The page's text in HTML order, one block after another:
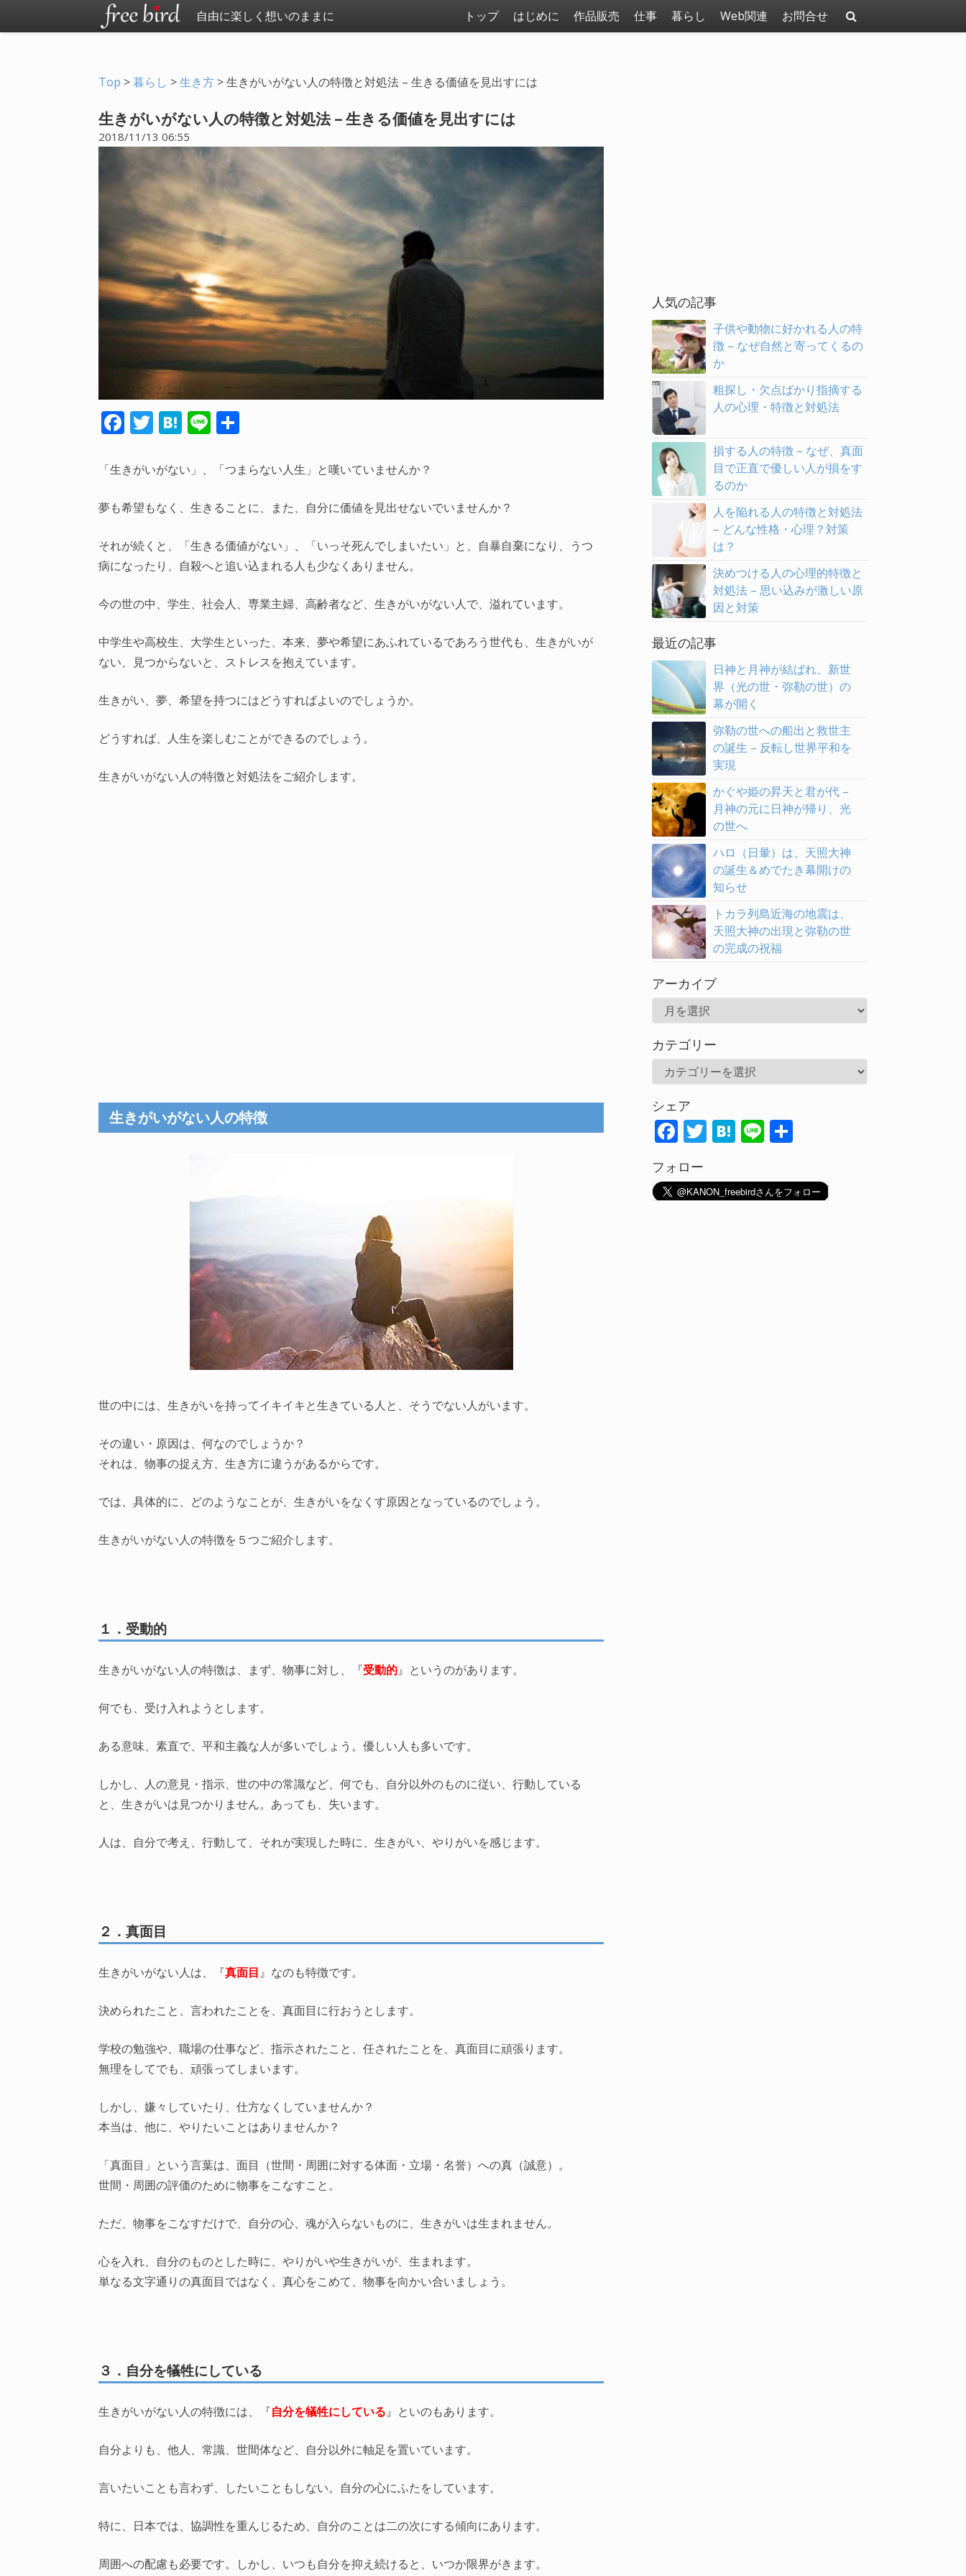
自由に楽しく想いのままに トップ はじめに 作品販売 仕事 暮らし Web関連 お問合せ
Top >暮らし >生き方 >生きがいがない人の特徴と対処法 – 生きる価値を見出すには
生きがいがない人の特徴と対処法 – 生きる価値を見出すには
2018/11/13 06:55
F
e
o
o
k
T
itt
H
e
a
Li
e
「生きがいがない」、「つまらない人生」と嘆いていませんか？
夢も希望もなく、生きることに、また、自分に価値を見出せないでいませんか？
それが続くと、「生きる価値がない」、「いっそ死んでしまいたい」と、自暴自棄になり、うつ
病になったり、自殺へと追い込まれる人も少なくありません。
今の世の中、学生、社会人、専業主婦、高齢者など、生きがいがない人で、溢れています。
中学生や高校生、大学生といった、本来、夢や希望にあふれているであろう世代も、生きがいが
ない、見つからないと、ストレスを抱えています。
生きがい、夢、希望を持つにはどうすればよいのでしょうか。
どうすれば、人生を楽しむことができるのでしょう。
生きがいがない人の特徴と対処法をご紹介します。
生きがいがない人の特徴
世の中には、生きがいを持ってイキイキと生きている人と、そうでない人がいます。
その違い・原因は、何なのでしょうか？
それは、物事の捉え方、生き方に違うがあるからです。
では、具体的に、どのようなことが、生きがいをなくす原因となっているのでしょう。
生きがいがない人の特徴を５つご紹介します。
１．受動的
生きがいがない人の特徴は、まず、物事に対し、『受動的』というのがあります。
何でも、受け入れようとします。
ある意味、素直で、平和主義な人が多いでしょう。優しい人も多いです。
しかし、人の意見・指示、世の中の常識など、何でも、自分以外のものに従い、行動している
と、生きがいは見つかりません。あっても、失います。
人は、自分で考え、行動して、それが実現した時に、生きがい、やりがいを感じます。
２．真面目
生きがいがない人は、『真面目』なのも特徴です。
決められたこと、言われたことを、真面目に行おうとします。
学校の勉強や、職場の仕事など、指示されたこと、任されたことを、真面目に頑張ります。
無理をしてでも、頑張ってしまいます。
しかし、嫌々していたり、仕方なくしていませんか？
本当は、他に、やりたいことはありませんか？
「真面目」という言葉は、面目（世間・周囲に対する体面・立場・名誉）への真（誠意）。
世間・周囲の評価のために物事をこなすこと。
ただ、物事をこなすだけで、自分の心、魂が入らないものに、生きがいは生まれません。
心を入れ、自分のものとした時に、やりがいや生きがいが、生まれます。
単なる文字通りの真面目ではなく、真心をこめて、物事を向かい合いましょう。
３．自分を犠牲にしている
生きがいがない人の特徴には、『自分を犠牲にしている』といのもあります。
自分よりも、他人、常識、世間体など、自分以外に軸足を置いています。
言いたいことも言わず、したいこともしない。自分の心にふたをしています。
特に、日本では、協調性を重んじるため、自分のことは二の次にする傾向にあります。
周囲への配慮も必要です。しかし、いつも自分を抑え続けると、いつか限界がきます。
人気の記事
子供や動物に好かれる人の特
徴 – なぜ自然と寄ってくるの
か
粗探し・欠点ばかり指摘する
人の心理・特徴と対処法
損する人の特徴 – なぜ、真面
目で正直で優しい人が損をす
るのか
人を陥れる人の特徴と対処法
– どんな性格・心理？対策
は？
決めつける人の心理的特徴と
対処法 – 思い込みが激しい原
因と対策
最近の記事
日神と月神が結ばれ、新世
界（光の世・弥勒の世）の
幕が開く
弥勒の世への船出と救世主
の誕生 – 反転し世界平和を
実現
かぐや姫の昇天と君が代 –
月神の元に日神が帰り、光
の世へ
ハロ（日暈）は、天照大神
の誕生＆めでたき幕開けの
知らせ
トカラ列島近海の地震は、
天照大神の出現と弥勒の世
の完成の祝福
アーカイブ
ー
カ
ブ
カテゴリー
テ
ゴ
リ
シェア
F
e
b
T
itt
er
H
e
n
Li
e
共
フォロー